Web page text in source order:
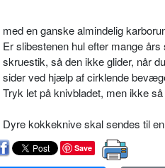
med en ganske almindelig
Er slibestenen hul efter mange
skruestik, så den ikke glider, når
sider ved hjælp af cirklende
Tryk let på knivbladet, men ikke
Dyre kokkeknive skal sendes til
Save